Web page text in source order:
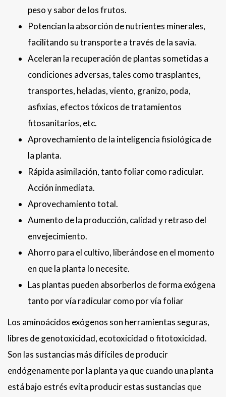
peso y sabor de los frutos.
Potencian la absorción de nutrientes minerales,
facilitando su transporte a través de la savia.
Aceleran la recuperación de plantas sometidas a
condiciones adversas, tales como trasplantes,
transportes, heladas, viento, granizo, poda,
asfixias, efectos tóxicos de tratamientos
fitosanitarios, etc.
Aprovechamiento de la inteligencia fisiológica de
la planta.
Rápida asimilación, tanto foliar como radicular.
Acción inmediata.
Aprovechamiento total.
Aumento de la producción, calidad y retraso del
envejecimiento.
Ahorro para el cultivo, liberándose en el momento
en que la planta lo necesite.
Las plantas pueden absorberlos de forma exógena
tanto por vía radicular como por vía foliar
Los aminoácidos exógenos son herramientas seguras,
libres de genotoxicidad, ecotoxicidad o fitotoxicidad.
Son las sustancias más difíciles de producir
endógenamente por la planta ya que cuando una planta
está bajo estrés evita producir estas sustancias que